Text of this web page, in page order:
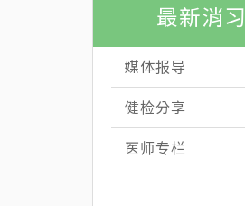
最新消习
媒体报导
健检分享
医师专栏